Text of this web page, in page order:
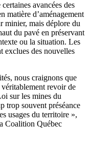
avancées des
matière d’aménagement
minier, mais déplore du
du pavé en préservant
ou la situation. Les
exclues des nouvelles
nous craignons que
revoir de
sur les mines du
trop souvent préséance
usages du territoire »,
Coalition Québec